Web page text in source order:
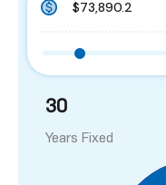
30
Years Fixed